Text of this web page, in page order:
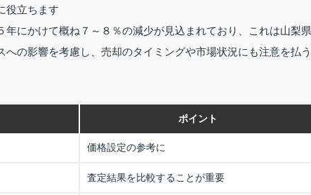
役立ちます
にかけて概ね７～８％の減少が見込まれており、これは山梨県
の影響を考慮し、売却のタイミングや市場状況にも注意を払う
ポイント
価格設定の参考に
査定結果を比較することが重要